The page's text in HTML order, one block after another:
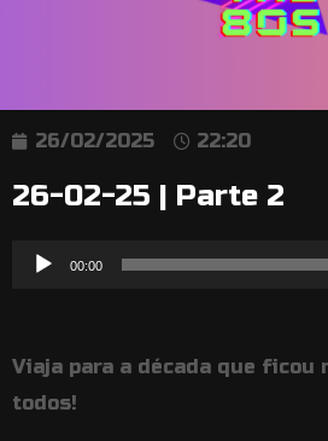
26/02/2025 22:20
26-02-25 | Parte 2
Reprodutor
00:00
Viaja para a década que ficou
todos!